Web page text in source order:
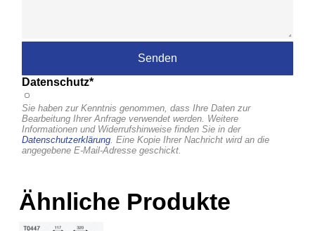
Datenschutz*
Sie haben zur Kenntnis genommen, dass Ihre Daten zur
Bearbeitung Ihrer Anfrage verwendet werden. Weitere
Informationen und Widerrufshinweise finden Sie in der
Datenschutzerklärung. Eine Kopie Ihrer Nachricht wird an die
angegebene E-Mail-Adresse geschickt.
Ähnliche Produkte